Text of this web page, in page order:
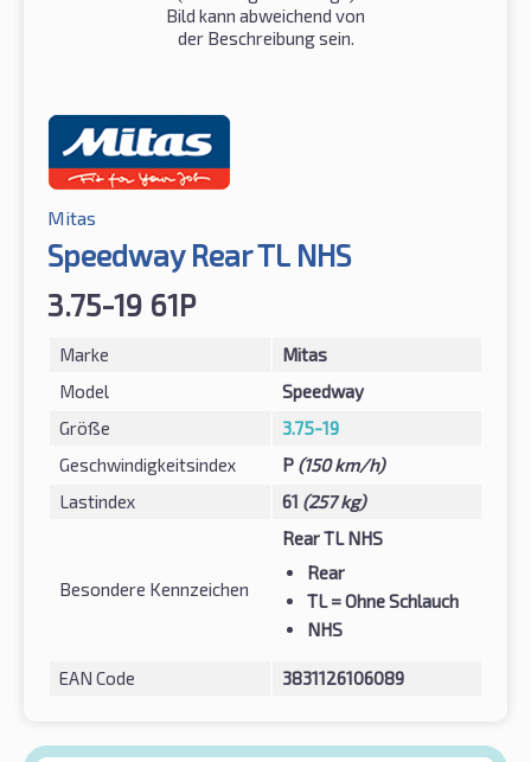
Bild kann abweichend von
der Beschreibung sein.
Mitas
Speedway Rear TL NHS
3.75-19 61P
Marke
Mitas
Model
Speedway
Größe
3.75-19
Geschwindigkeitsindex
P (150 km/h)
Lastindex
61 (257 kg)
Besondere Kennzeichen
Rear TL NHS
Rear
TL= Ohne Schlauch
NHS
EAN Code 3831126106089